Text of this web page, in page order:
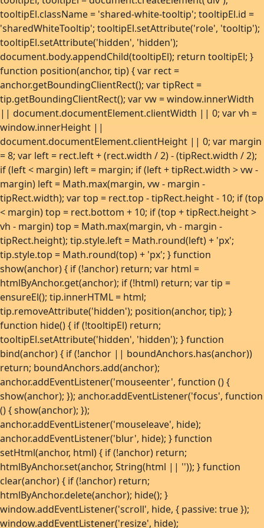
Uke 48
-16,0°C 3. des. 2023
Uke 49
-18,0°C
6. des. 2023
Uke 50
-17,9°C 14. des. 2022
-18,2°C
25. des. 2022
Uke 52
-18,4°C 26. des. 2023
Uke 53
-8,1°C 3. jan. 2021
tooltipEl.className = 'shared-white-tooltip'; tooltipEl.id =
'sharedWhiteTooltip'; tooltipEl.setAttribute('role', 'tooltip');
tooltipEl.setAttribute('hidden', 'hidden');
document.body.appendChild(tooltipEl); return tooltipEl; }
function position(anchor, tip) { var rect =
anchor.getBoundingClientRect(); var tipRect =
tip.getBoundingClientRect(); var vw = window.innerWidth
|| document.documentElement.clientWidth || 0; var vh =
window.innerHeight ||
document.documentElement.clientHeight || 0; var margin
= 8; var left = rect.left + (rect.width / 2) - (tipRect.width / 2);
if (left < margin) left = margin; if (left + tipRect.width > vw -
margin) left = Math.max(margin, vw - margin -
tipRect.width); var top = rect.top - tipRect.height - 10; if (top
< margin) top = rect.bottom + 10; if (top + tipRect.height >
vh - margin) top = Math.max(margin, vh - margin -
tipRect.height); tip.style.left = Math.round(left) + 'px';
tip.style.top = Math.round(top) + 'px'; } function
show(anchor) { if (!anchor) return; var html =
htmlByAnchor.get(anchor); if (!html) return; var tip =
ensureEl(); tip.innerHTML = html;
tip.removeAttribute('hidden'); position(anchor, tip); }
function hide() { if (!tooltipEl) return;
tooltipEl.setAttribute('hidden', 'hidden'); } function
bind(anchor) { if (!anchor || boundAnchors.has(anchor))
return; boundAnchors.add(anchor);
anchor.addEventListener('mouseenter', function () {
show(anchor); }); anchor.addEventListener('focus', function
() { show(anchor); });
anchor.addEventListener('mouseleave', hide);
anchor.addEventListener('blur', hide); } function
setHtml(anchor, html) { if (!anchor) return;
htmlByAnchor.set(anchor, String(html || '')); } function
clear(anchor) { if (!anchor) return;
htmlByAnchor.delete(anchor); hide(); }
window.addEventListener('scroll', hide, { passive: true });
window.addEventListener('resize', hide);